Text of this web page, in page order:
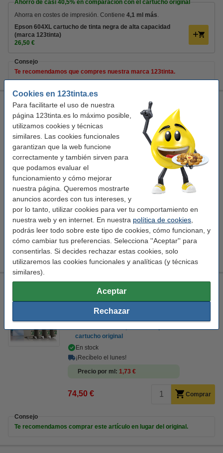
Cookies en 123tinta.es
Para facilitarte el uso de nuestra
página 123tinta.es lo máximo posible,
utilizamos cookies y técnicas
similares. Las cookies funcionales
garantizan que la web funcione
correctamente y también sirven para
que podamos evaluar el
funcionamiento y cómo mejorar
nuestra página. Queremos mostrarte
anuncios acordes con tus intereses, y
por lo tanto, utilizar cookies para ver tu comportamiento en
nuestra web y en internet. En nuestra política de cookies
podrás leer todo sobre este tipo de cookies, cómo funcionan, y
cómo cambiar tus preferencias. Selecciona ''Aceptar'' para
consentirlas. Si decides rechazar estas cookies, solo
utilizaremos las cookies funcionales y analíticas (y técnicas
similares).
Aceptar
Rechazar
Ahorro de casi 40,5% en comparación con el cartucho original
Ahorra en costes de impresión. Contiene 4,1 ml más.
Epson 604XL cartucho de tinta negra de alta capacidad
(marca 123tinta)
26,50 €
Consejo
Te recomendamos que compres nuestra marca 123tinta.
Epson 604XL cartucho de tinta negra de alta capacidad
(marca 123tinta)
negro cartucho de tinta 13 ml
Ver características y descripción
Ahorro de casi
en comparación con el
cartucho original
En stock
Precio por ml 2,04 €
26,50 € Comprar
Consejo
Te recomendamos que compres nuestra marca 123tinta.
Epson 604XL pack negro + 3 colores (marca 123tinta)
cartucho original
En stock
¡Recíbelo el lunes!
Precio por ml
1,73 €
74,50 € Comprar
Consejo
Te recomendamos comprar este artículo en lugar del original.